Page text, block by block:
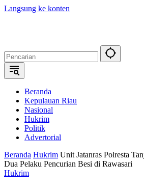
Langsung ke konten
Beranda
Kepulauan Riau
Nasional
Hukrim
Politik
Advertorial
Beranda Hukrim Unit Jatanras Polresta
Dua Pelaku Pencurian Besi di Rawasari
Hukrim